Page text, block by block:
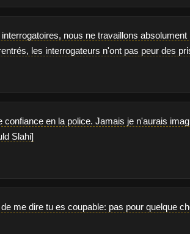
nous ne travaillons
les interrogateurs n'ont pas peur des
confiance en la police. Jamais je n'aurais
Slahi]
me dire tu es coupable: pas pour quelque